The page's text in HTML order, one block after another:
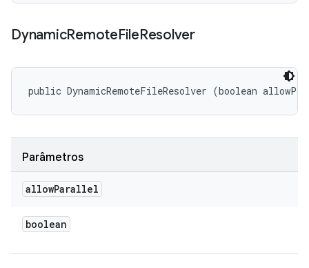
DynamicRemoteFileResolver
public DynamicRemoteFileResolver (boolean
Parâmetros
allowParallel
boolean